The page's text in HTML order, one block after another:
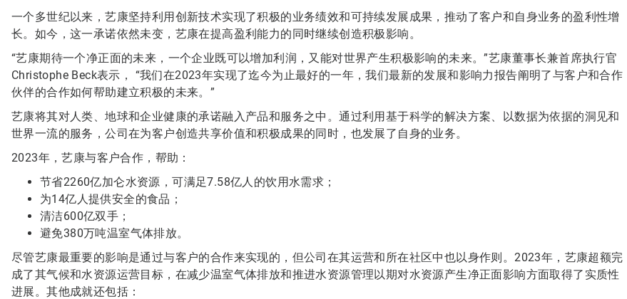
一个多世纪以来，艺康坚持利用创新技术实现了积极的业务绩效和可持续发展成果，推动了客户和自身业务的盈利性增
长。如今，这一承诺依然未变，艺康在提高盈利能力的同时继续创造积极影响。
“艺康期待一个净正面的未来，一个企业既可以增加利润，又能对世界产生积极影响的未来。”艺康董事长兼首席执行官
Christophe Beck表示， “我们在2023年实现了迄今为止最好的一年，我们最新的发展和影响力报告阐明了与客户和合作
伙伴的合作如何帮助建立积极的未来。”
艺康将其对人类、地球和企业健康的承诺融入产品和服务之中。通过利用基于科学的解决方案、以数据为依据的洞见和
世界一流的服务，公司在为客户创造共享价值和积极成果的同时，也发展了自身的业务。
2023年，艺康与客户合作，帮助：
节省2260亿加仑水资源，可满足7.58亿人的饮用水需求；
为14亿人提供安全的食品；
清洁600亿双手；
避免380万吨温室气体排放。
尽管艺康最重要的影响是通过与客户的合作来实现的，但公司在其运营和所在社区中也以身作则。2023年，艺康超额完
成了其气候和水资源运营目标，在减少温室气体排放和推进水资源管理以期对水资源产生净正面影响方面取得了实质性
进展。其他成就还包括：